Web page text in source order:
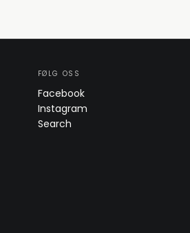
FØLG OSS
Facebook
Instagram
Search